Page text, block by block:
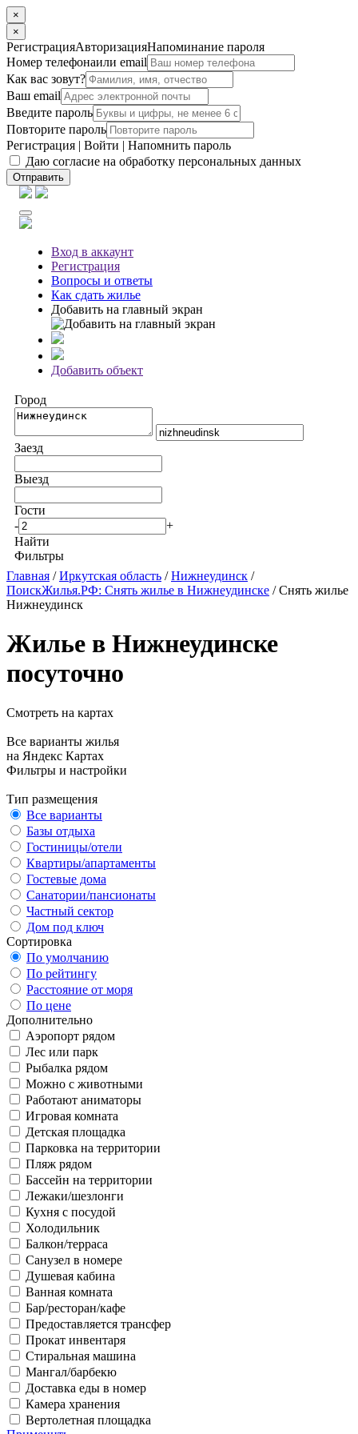
×
×
РегистрацияАвторизацияНапоминание пароля
Номер телефонаили email
Как вас зовут?
Ваш email
Введите пароль
Повторите пароль
Регистрация | Войти | Напомнить пароль
Даю согласие на обработку персональных данных
Отправить
Вход в аккаунт
Регистрация
Вопросы и ответы
Как сдать жилье
Добавить на главный экран
Добавить объект
Город
Заезд
Выезд
Гости
-
+
Найти
Фильтры
Главная /Иркутская область /Нижнеудинск /
ПоискЖилья.РФ: Снять жилье в Нижнеудинске / Снять жилье
Нижнеудинск
Жилье в Нижнеудинске
посуточно
Смотреть на картах
Все варианты жилья
на Яндекс Картах
Фильтры и настройки
Тип размещения
Все варианты
Базы отдыха
Гостиницы/отели
Квартиры/апартаменты
Гостевые дома
Санатории/пансионаты
Частный сектор
Дом под ключ
Сортировка
По умолчанию
По рейтингу
Расстояние от моря
По цене
Дополнительно
Аэропорт рядом
Лес или парк
Рыбалка рядом
Можно с животными
Работают аниматоры
Игровая комната
Детская площадка
Парковка на территории
Пляж рядом
Бассейн на территории
Лежаки/шезлонги
Кухня с посудой
Холодильник
Балкон/терраса
Санузел в номере
Душевая кабина
Ванная комната
Бар/ресторан/кафе
Предоставляется трансфер
Прокат инвентаря
Стиральная машина
Мангал/барбекю
Доставка еды в номер
Камера хранения
Вертолетная площадка